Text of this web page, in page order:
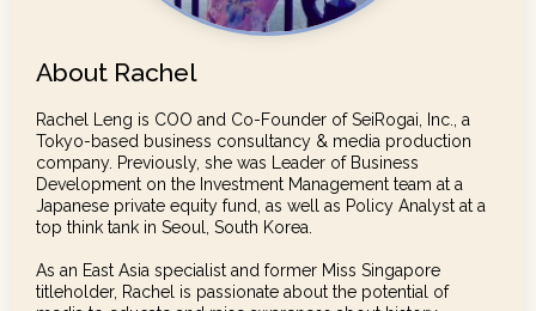
About Rachel
Rachel Leng is COO and Co-Founder of SeiRogai, Inc., a
Tokyo-based business consultancy & media production
company. Previously, she was Leader of Business
Development on the Investment Management team at a
Japanese private equity fund, as well as Policy Analyst at a
top think tank in Seoul, South Korea.
As an East Asia specialist and former Miss Singapore
titleholder, Rachel is passionate about the potential of